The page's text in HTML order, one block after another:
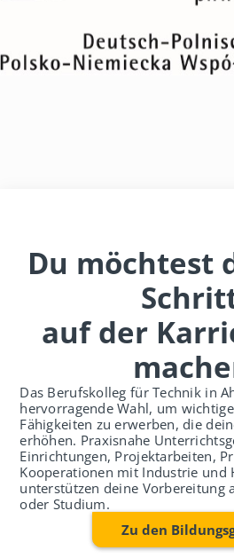
Du möchtest
auf der
Das Berufskolleg für Technik in
hervorragende Wahl, um
Fähigkeiten zu erwerben, die
erhöhen. Praxisnahe
Einrichtungen, Projektarbeiten,
Kooperationen mit Industrie und
unterstützen deine Vorbereitung
oder Studium.
Zu den